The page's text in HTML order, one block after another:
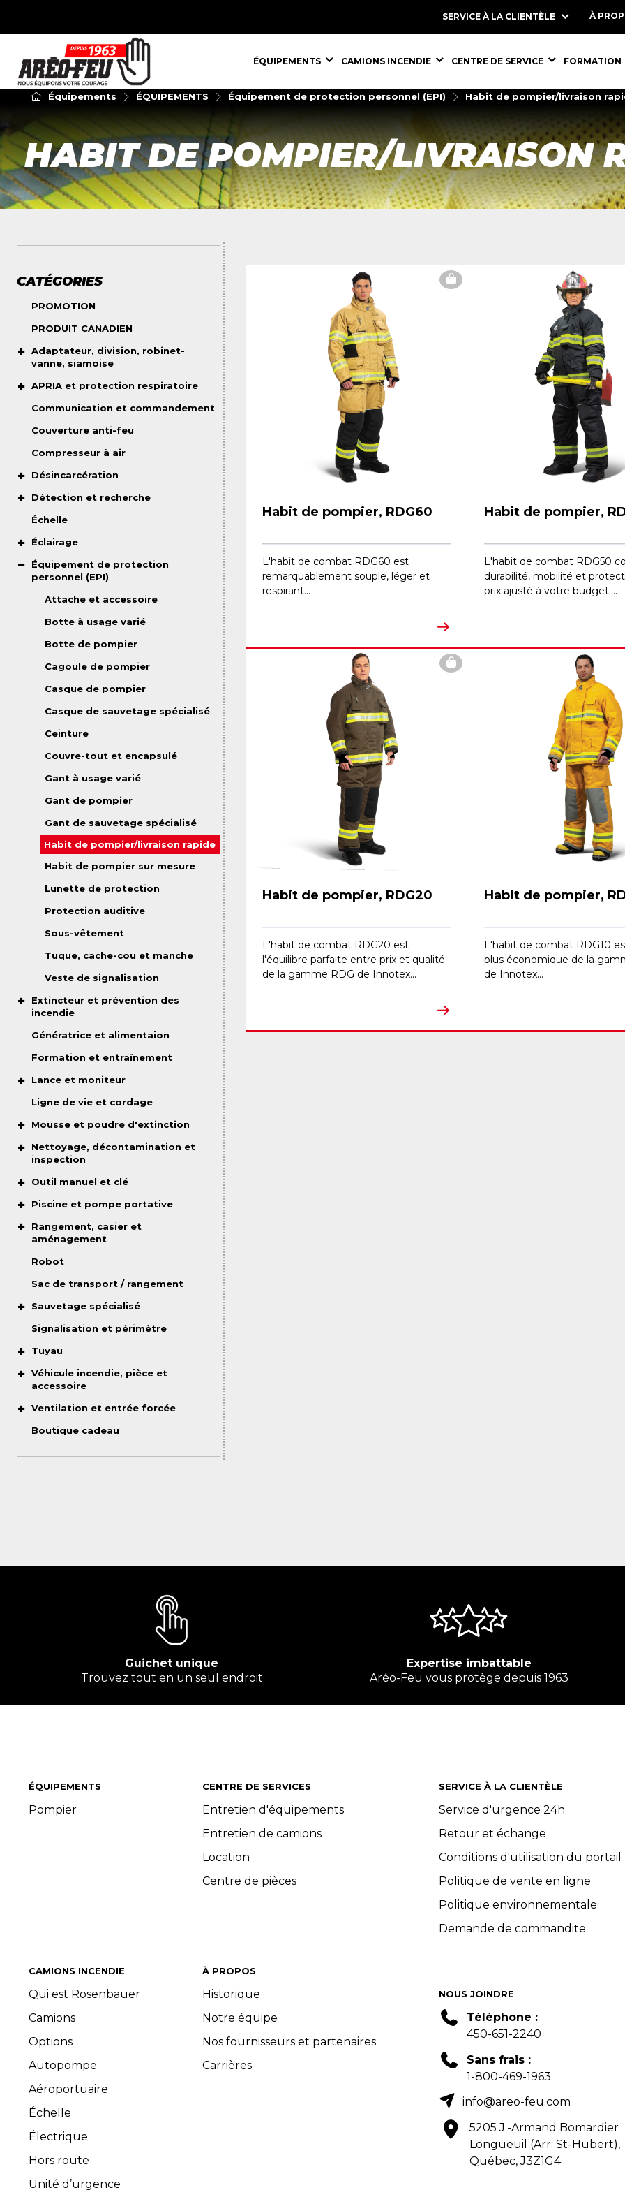
SERVICE À LA CLIENTÈLE À
ÉQUIPEMENTS,
ÉQUIPEMENTS ÉQUIPEMENTS,
CAMIONS INCENDIE ÉQUIPEMENTS,
CENTRE DE SERVICE FORMATION
Équipements ÉQUIPEMENTS Équipement de protection personnel (EPI) Habit de pompier/livraison
HABIT DE POMPIER/LIVRAISON
CATÉGORIES
PROMOTION
PRODUIT CANADIEN
Adaptateur, division, robinet-
vanne, siamoise
APRIA et protection respiratoire
Communication et commandement
Couverture anti-feu
Compresseur à air
Désincarcération
Détection et recherche
Échelle
Éclairage
Équipement de protection
personnel (EPI)
Attache et accessoire
Botte à usage varié
Botte de pompier
Cagoule de pompier
Casque de pompier
Casque de sauvetage spécialisé
Ceinture
Couvre-tout et encapsulé
Gant à usage varié
Gant de pompier
Gant de sauvetage spécialisé
Habit de pompier/livraison rapide
Habit de pompier sur mesure
Lunette de protection
Protection auditive
Sous-vêtement
Tuque, cache-cou et manche
Veste de signalisation
Extincteur et prévention des
incendie
Génératrice et alimentaion
Formation et entraînement
Lance et moniteur
Ligne de vie et cordage
Mousse et poudre d'extinction
Nettoyage, décontamination et
inspection
Outil manuel et clé
Piscine et pompe portative
Rangement, casier et
aménagement
Robot
Sac de transport / rangement
Sauvetage spécialisé
Signalisation et périmètre
Tuyau
Véhicule incendie, pièce et
accessoire
Ventilation et entrée forcée
Boutique cadeau
Habit de pompier, RDG60
L'habit de combat RDG60 est
remarquablement souple, léger et
respirant...
Habit de pompier,
L'habit de combat RDG50
durabilité, mobilité et
prix ajusté à votre budget....
Habit de pompier, RDG20
L'habit de combat RDG20 est
l'équilibre parfaite entre prix et qualité
de la gamme RDG de Innotex...
Habit de pompier,
L'habit de combat RDG10
plus économique de la
de Innotex...
Guichet unique
Trouvez tout en un seul endroit
Expertise imbattable
Aréo-Feu vous protège depuis 1963
ÉQUIPEMENTS
Pompier
CAMIONS INCENDIE
Qui est Rosenbauer
Camions
Options
Autopompe
Aéroportuaire
Échelle
Électrique
Hors route
Unité d’urgence
CENTRE DE SERVICES
Entretien d'équipements
Entretien de camions
Location
Centre de pièces
À PROPOS
Historique
Notre équipe
Nos fournisseurs et partenaires
Carrières
SERVICE À LA CLIENTÈLE
Service d'urgence 24h
Retour et échange
Conditions d'utilisation du portail
Politique de vente en ligne
Politique environnementale
Demande de commandite
NOUS JOINDRE
Téléphone :
450-651-2240
Sans frais :
1-800-469-1963
info@areo-feu.com
5205 J.-Armand Bomardier
Longueuil (Arr. St-Hubert),
Québec, J3Z1G4